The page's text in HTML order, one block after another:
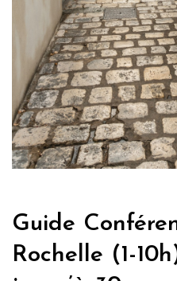
Guide
Rochelle (1-